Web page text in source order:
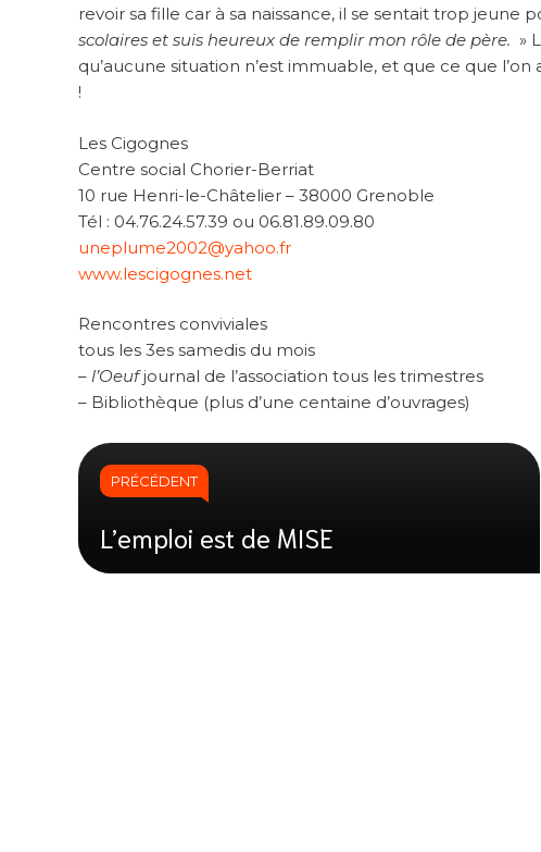
revoir sa fille car à sa naissance, il se sentait trop jeune
scolaires et suis heureux de remplir mon rôle de père. »
qu’aucune situation n’est immuable, et que ce que
!
Les Cigognes
Centre social Chorier-Berriat
10 rue Henri-le-Châtelier – 38000 Grenoble
Tél : 04.76.24.57.39 ou 06.81.89.09.80
uneplume2002@yahoo.fr
www.lescigognes.net
Rencontres conviviales
tous les 3es samedis du mois
– l’Oeufjournal de l’association tous les trimestres
– Bibliothèque (plus d’une centaine d’ouvrages)
PRÉCÉDENT
L’emploi est de MISE